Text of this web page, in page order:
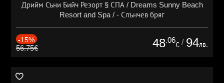
Дрийм Съни Бийч Резорт § СПА / Dreams Sunny Beach
Resort and Spa / - Слънчев бряг
-15%
56.75€ 48.06
€ / 94лв.